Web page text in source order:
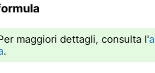
maggiori dettagli, consulta l'
.